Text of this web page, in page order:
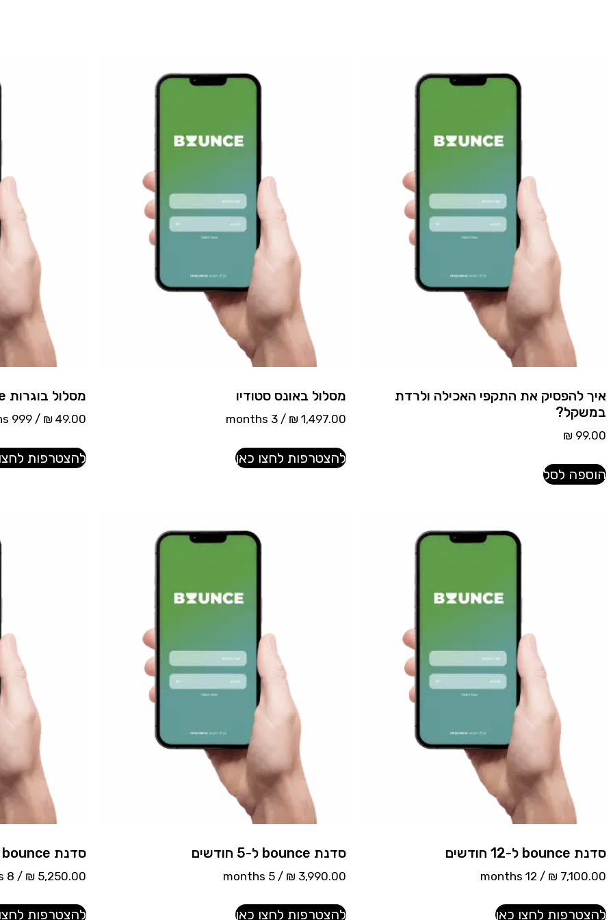
איך להפסיק את התקפי האכילה ולרדת
במשקל?
₪ 99.00
הוספה לסל
מסלול באונס סטודיו
₪ 1,497.00
/ 3 months
להצטרפות לחצו כאן
מסלול בוגרות bounce
₪ 49.00
/ 999 months
להצטרפות
סדנת bounce ל-12 חודשים
₪ 7,100.00
/ 12 months
להצטרפות לחצו כאן
סדנת bounce ל-5 חודשים
₪ 3,990.00
/ 5 months
להצטרפות לחצו כאן
סדנת bounce ל-8 חודשים
₪ 5,250.00
/ 8 months
להצטרפות